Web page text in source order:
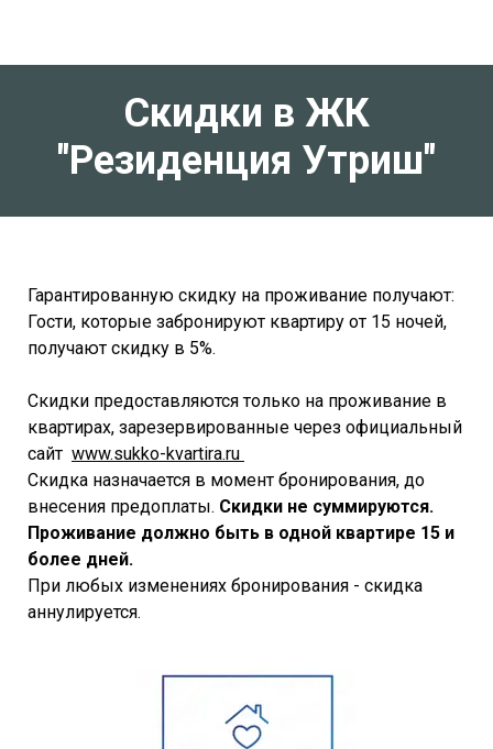
Скидки в ЖК
"Резиденция Утриш"
Гарантированную скидку на проживание получают:
Гости, которые забронируют квартиру от 15 ночей,
получают скидку в 5%.
Скидки предоставляются только на проживание в
квартирах, зарезервированные через официальный
сайт www.sukko-kvartira.ru
Скидка назначается в момент бронирования, до
внесения предоплаты. Скидки не суммируются.
Проживание должно быть в одной квартире 15 и
более дней.
При любых изменениях бронирования - скидка
аннулируется.